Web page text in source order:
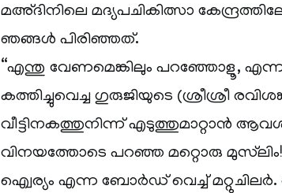
മഅ്ദിനിലെ മദ്യപചികിത്സാ
ഞങ്ങള്‍ പിരിഞ്ഞത്.
“എന്തു വേണമെങ്കിലും പറഞ്ഞോളൂ,
കത്തിച്ചുവെച്ച ഗുരുജിയുടെ (ശ്രീശ്രീ
വീട്ടിനകത്തുനിന്ന് എടുത്തുമാറ്റാന്‍
വിനയത്തോടെ പറഞ്ഞ മറ്റൊരു
എ്വെര്യം എന്ന ബോര്‍ഡ് വെച്ച്